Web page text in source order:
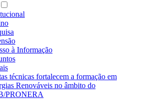
à Informação
técnicas fortalecem a formação em
Renováveis no âmbito do
PRONERA